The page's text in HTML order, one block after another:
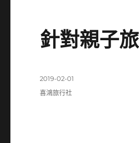
針對親子
發
佈
2019-02-01
分
喜鴻旅行社